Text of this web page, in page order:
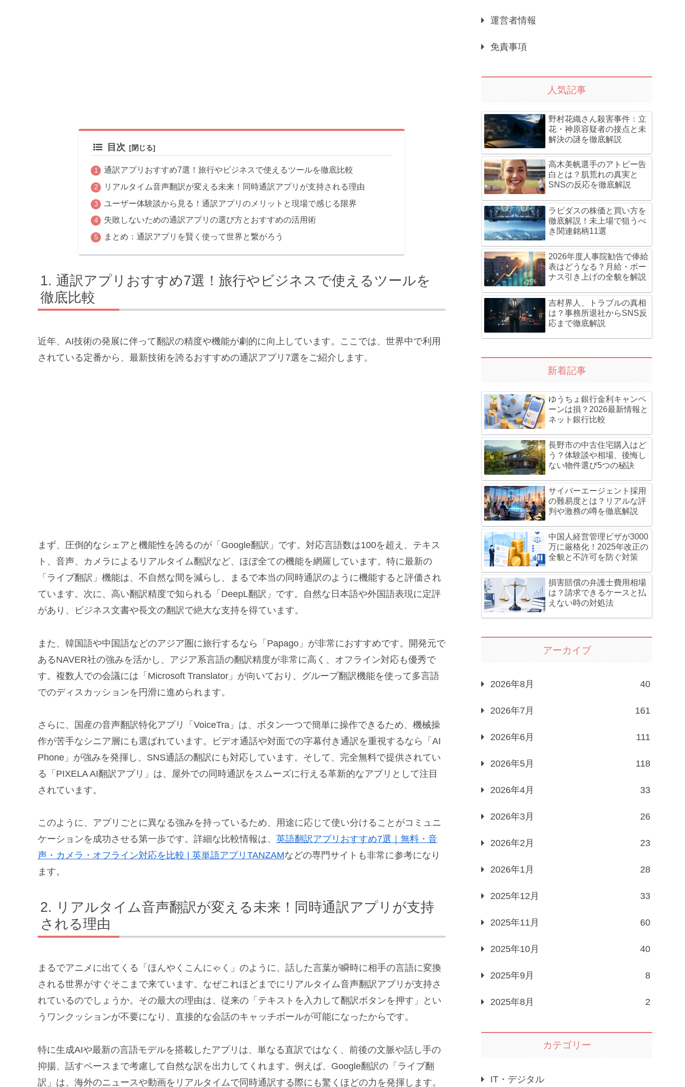
目次
通訳アプリおすすめ7選！旅行やビジネスで使えるツールを徹底比較
リアルタイム音声翻訳が変える未来！同時通訳アプリが支持される理由
ユーザー体験談から見る！通訳アプリのメリットと現場で感じる限界
失敗しないための通訳アプリの選び方とおすすめの活用術
まとめ：通訳アプリを賢く使って世界と繋がろう
通訳アプリおすすめ7選！旅行やビジネスで使えるツールを
徹底比較
近年、AI技術の発展に伴って翻訳の精度や機能が劇的に向上しています。ここでは、世界中で利用
されている定番から、最新技術を誇るおすすめの通訳アプリ7選をご紹介します。
まず、圧倒的なシェアと機能性を誇るのが「Google翻訳」です。対応言語数は100を超え、テキス
ト、音声、カメラによるリアルタイム翻訳など、ほぼ全ての機能を網羅しています。特に最新の
「ライブ翻訳」機能は、不自然な間を減らし、まるで本当の同時通訳のように機能すると評価され
ています。次に、高い翻訳精度で知られる「DeepL翻訳」です。自然な日本語や外国語表現に定評
があり、ビジネス文書や長文の翻訳で絶大な支持を得ています。
また、韓国語や中国語などのアジア圏に旅行するなら「Papago」が非常におすすめです。開発元で
あるNAVER社の強みを活かし、アジア系言語の翻訳精度が非常に高く、オフライン対応も優秀で
す。複数人での会議には「Microsoft Translator」が向いており、グループ翻訳機能を使って多言語
でのディスカッションを円滑に進められます。
さらに、国産の音声翻訳特化アプリ「VoiceTra」は、ボタン一つで簡単に操作できるため、機械操
作が苦手なシニア層にも選ばれています。ビデオ通話や対面での字幕付き通訳を重視するなら「AI
Phone」が強みを発揮し、SNS通話の翻訳にも対応しています。そして、完全無料で提供されてい
る「PIXELA AI翻訳アプリ」は、屋外での同時通訳をスムーズに行える革新的なアプリとして注目
されています。
このように、アプリごとに異なる強みを持っているため、用途に応じて使い分けることがコミュニ
ケーションを成功させる第一歩です。詳細な比較情報は、 英語翻訳アプリおすすめ7選｜無料・音
声・カメラ・オフライン対応を比較 | 英単語アプリTANZAMなどの専門サイトも非常に参考になり
ます。
リアルタイム音声翻訳が変える未来！同時通訳アプリが支持
される理由
まるでアニメに出てくる「ほんやくこんにゃく」のように、話した言葉が瞬時に相手の言語に変換
される世界がすぐそこまで来ています。なぜこれほどまでにリアルタイム音声翻訳アプリが支持さ
れているのでしょうか。その最大の理由は、従来の「テキストを入力して翻訳ボタンを押す」とい
うワンクッションが不要になり、直接的な会話のキャッチボールが可能になったからです。
特に生成AIや最新の言語モデルを搭載したアプリは、単なる直訳ではなく、前後の文脈や話し手の
抑揚、話すペースまで考慮して自然な訳を出力してくれます。例えば、Google翻訳の「ライブ翻
訳」は、海外のニュースや動画をリアルタイムで同時通訳する際にも驚くほどの力を発揮します。
運営者情報
免責事項
人気記事
野村花織さん殺害事件：立
花・神原容疑者の接点と未
解決の謎を徹底解説
高木美帆選手のアトピー告
白とは？肌荒れの真実と
SNSの反応を徹底解説
ラピダスの株価と買い方を
徹底解説！未上場で狙うべ
き関連銘柄11選
2026年度人事院勧告で俸給
表はどうなる？月給・ボー
ナス引き上げの全貌を解説
吉村界人、トラブルの真相
は？事務所退社からSNS反
応まで徹底解説
新着記事
ゆうちょ銀行金利キャンペ
ーンは損？2026最新情報と
ネット銀行比較
長野市の中古住宅購入はど
う？体験談や相場、後悔し
ない物件選び5つの秘訣
サイバーエージェント採用
の難易度とは？リアルな評
判や激務の噂を徹底解説
中国人経営管理ビザが3000
万に厳格化！2025年改正の
全貌と不許可を防ぐ対策
損害賠償の弁護士費用相場
は？請求できるケースと払
えない時の対処法
アーカイブ
2026年8月 40
2026年7月 161
2026年6月 111
2026年5月 118
2026年4月 33
2026年3月 26
2026年2月 23
2026年1月 28
2025年12月 33
2025年11月 60
2025年10月 40
2025年9月 8
2025年8月 2
カテゴリー
IT・デジタル